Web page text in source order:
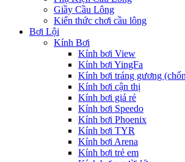
Giầy Cầu Lông
Kiến thức chơi cầu lông
Bơi Lội
Kính Bơi
Kính bơi View
Kính bơi YingFa
Kính bơi tráng gương
Kính bơi cận thị
Kính bơi giá rẻ
Kính bơi Speedo
Kính bơi Phoenix
Kính bơi TYR
Kính bơi Arena
Kính bơi trẻ em